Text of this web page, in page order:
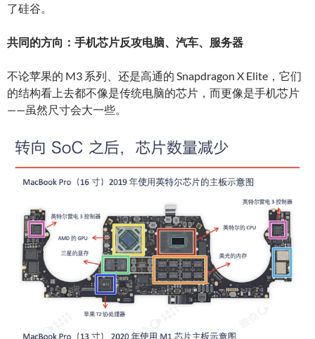
了硅谷。
共同的方向：手机芯片反攻电脑、汽车、服务器
不论苹果的 M3 系列、还是高通的 Snapdragon X Elite，它们
的结构看上去都不像是传统电脑的芯片，而更像是手机芯片
——虽然尺寸会大一些。